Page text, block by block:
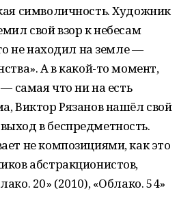
символичность. Художник
свой взор к небесам
не находил на земле —
А в какой-то момент,
самая что ни на есть
Виктор Рязанов нашёл свой
в беспредметность.
не композициями, как это
абстракционистов,
20» (2010), «Облако. 54»